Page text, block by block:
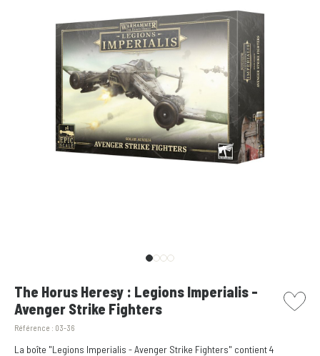
The Horus Heresy : Legions Imperialis -
Avenger Strike Fighters
Référence : 03-36
picto
La boîte "Legions Imperialis - Avenger Strike Fighters" contient 4